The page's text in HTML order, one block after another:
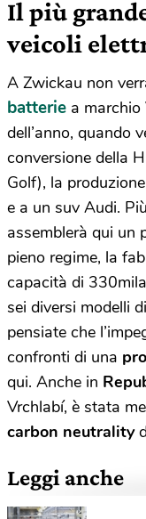
Il più
veicoli
A Zwickau non
batterie a
dell’anno, quando
conversione della
Golf), la
e a un suv Audi.
assemblerà qui un
pieno regime, la
capacità di
sei diversi modelli
pensiate che
confronti di una
qui. Anche in
Vrchlabí, è stata
carbon neutrality
Leggi anche